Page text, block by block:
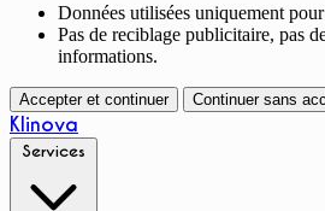
Données utilisées uniquement
Pas de reciblage publicitaire, pas
informations.
Accepter et continuer Continuer sans
Klinova